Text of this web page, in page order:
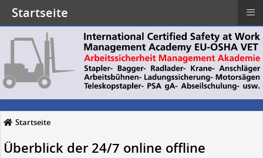
Startseite
Überblick der 24/7 online offline
Startseite ≡